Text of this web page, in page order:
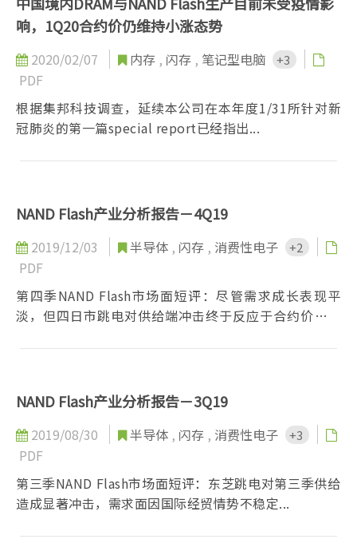
响，1Q20合约价仍维持小涨态势
2020/02/07 内存 , 闪存 , 笔记型电脑 +3
PDF
根据集邦科技调查，延续本公司在本年度1/31所针对新
冠肺炎的第一篇special report已经指出...
NAND Flash产业分析报告－4Q19
2019/12/03 半导体 , 闪存 , 消费性电子 +2
PDF
第四季NAND Flash市场面短评：尽管需求成长表现平
淡，但四日市跳电对供给端冲击终于反应于合约价涨幅
NAND Flash产业分析报告－3Q19
2019/08/30 半导体 , 闪存 , 消费性电子 +3
PDF
第三季NAND Flash市场面短评：东芝跳电对第三季供给
造成显著冲击，需求面因国际经贸情势不稳定...